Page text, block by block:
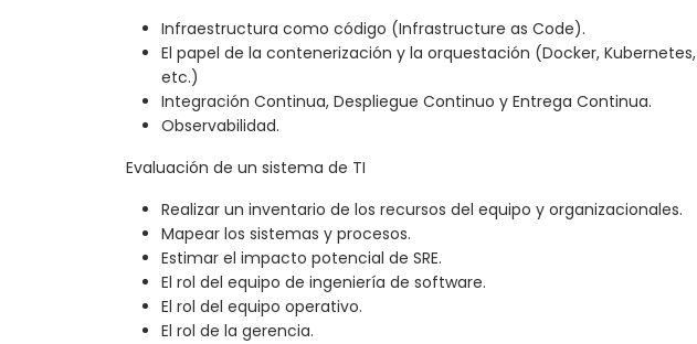
Infraestructura como código (Infrastructure as Code).
El papel de la contenerización y la orquestación (Docker, Kubernetes,
etc.)
Integración Continua, Despliegue Continuo y Entrega Continua.
Observabilidad.
Evaluación de un sistema de TI
Realizar un inventario de los recursos del equipo y organizacionales.
Mapear los sistemas y procesos.
Estimar el impacto potencial de SRE.
El rol del equipo de ingeniería de software.
El rol del equipo operativo.
El rol de la gerencia.